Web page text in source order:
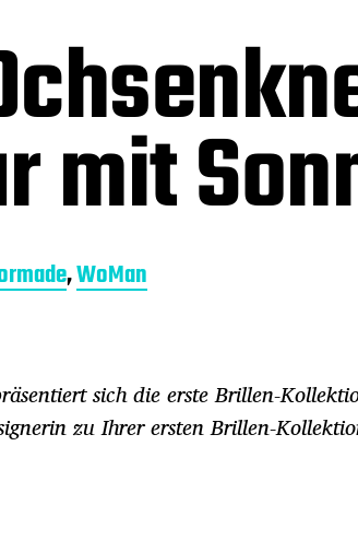
mit
,WoMan
sich die erste Brillen-
zu Ihrer ersten Brillen-